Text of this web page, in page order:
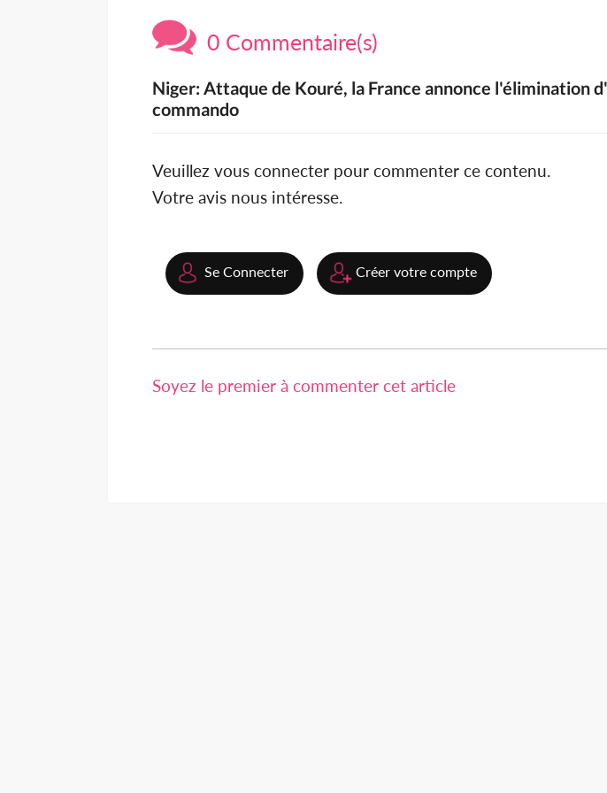
0 Commentaire(s)
Niger: Attaque de Kouré, la France annonce l'élimination
commando
Veuillez vous connecter pour commenter ce contenu.
Votre avis nous intéresse.
Se Connecter Créer votre compte
Soyez le premier à commenter cet article